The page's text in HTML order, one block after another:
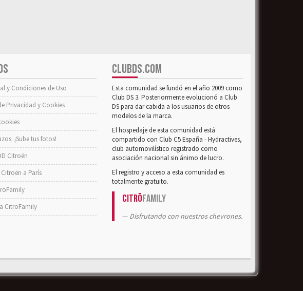
y Condiciones de Uso
Privacidad y Cookies
¡Sube tus fotos!
Citroën
a París
CitröFamily
CLUBDS.COM
Esta comunidad se fundó en el año 2009 como
Club DS 3. Posteriormente evolucionó a Club
DS para dar cabida a los usuarios de otros
modelos de la marca.
El hospedaje de esta comunidad está
compartido con Club C5 España - Hydractives,
club automovilístico registrado como
asociación nacional sin ánimo de lucro.
El registro y acceso a esta comunidad es
totalmente gratuito.
CitröFamily
Disfrutando con nuestros chevrones.